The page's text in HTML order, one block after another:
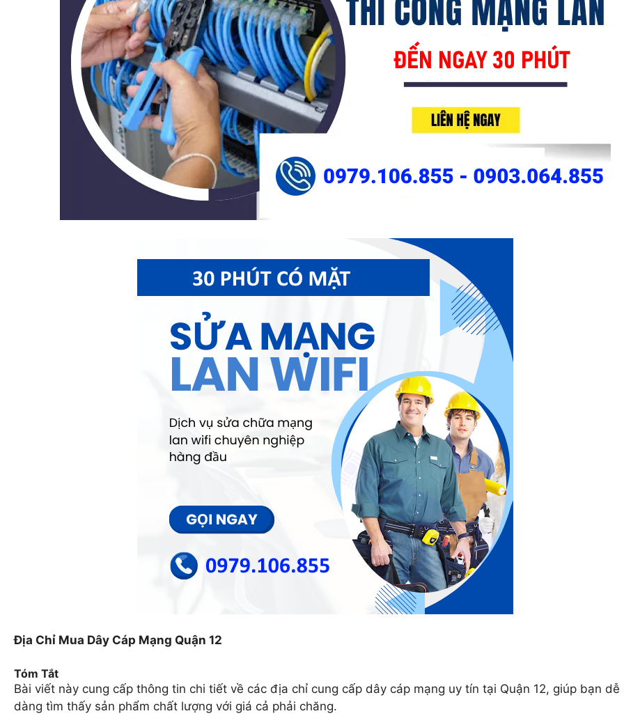
Địa Chỉ Mua Dây Cáp Mạng Quận 12
Tóm Tắt
Bài viết này cung cấp thông tin chi tiết về các địa chỉ cung cấp dây cáp mạng uy tín tại Quận 12, giúp bạn dễ
dàng tìm thấy sản phẩm chất lượng với giá cả phải chăng.